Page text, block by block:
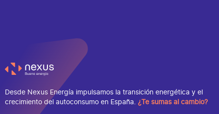
Desde Nexus Energía impulsamos la transición energética y el
crecimiento del autoconsumo en España. ¿Te sumas al cambio?